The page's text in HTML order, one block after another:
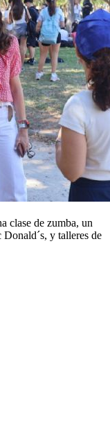
clase de zumba, un
y talleres de